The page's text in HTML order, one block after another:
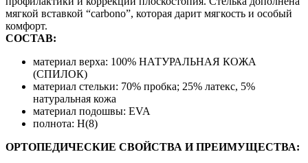
мягкой вставкой “carbono”, которая дарит мягкость и особый
комфорт.
СОСТАВ:
материал верха: 100% НАТУРАЛЬНАЯ КОЖА
(СПИЛОК)
материал стельки: 70% пробка; 25% латекс, 5%
натуральная кожа
материал подошвы: EVA
полнота: H(8)
ОРТОПЕДИЧЕСКИЕ СВОЙСТВА И ПРЕИМУЩЕСТВА: